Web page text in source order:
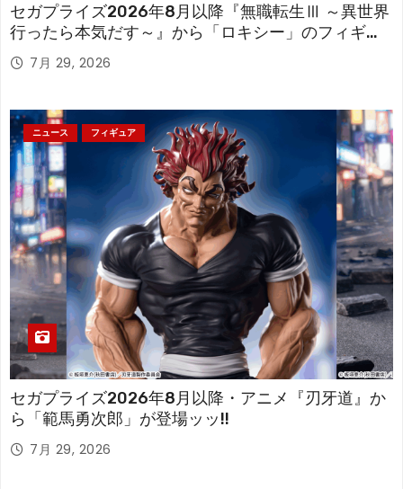
セガプライズ2026年8月以降『無職転生Ⅲ ～異世界
行ったら本気だす～』から「ロキシー」のフィギュ
アが登場！
7月 29, 2026
ニュース フィギュア
セガプライズ2026年8月以降・アニメ『刃牙道』か
ら「範馬勇次郎」が登場ッッ!!
7月 29, 2026